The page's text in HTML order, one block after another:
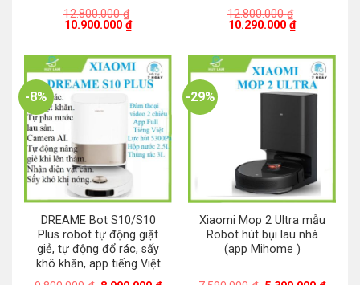
12.800.000₫
Giá
12.800.000 ₫.
10.900.000 ₫Giá
hiện
là:
10.900.000 ₫.
12.800.000₫
Giá
12.800.000 ₫.
10.290.000 ₫Giá
hiện
là:
10.290.000
-8%
DREAME Bot S10/S10
Plus robot tự động giặt
giẻ, tự động đổ rác, sấy
khô khăn, app tiếng Việt
-29%
Xiaomi Mop 2 Ultra mẫu
Robot hút bụi lau nhà
(app Mihome )